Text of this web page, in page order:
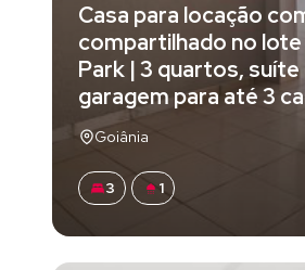
Casa para locação
compartilhado no lote
Park | 3 quartos, suíte
garagem para até 3
Goiânia
3 1